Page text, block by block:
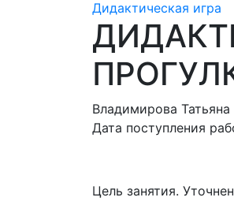
Дидактическая игра
Владимирова
Дата поступления
Цель занятия.